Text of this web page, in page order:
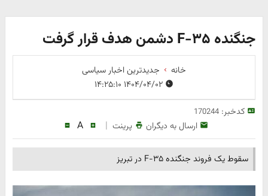
جنگنده F-۳۵ دشمن هدف قرار گرفت
خانه
جدیدترین اخبار سیاسی
۱۴۰۴/۰۴/۰۲ ۱۴:۲۵:۱۰
کدخبر:170244
ارسال به دیگران پرینت |
A
سقوط یک فروند جنگنده F-۳۵ در تبریز